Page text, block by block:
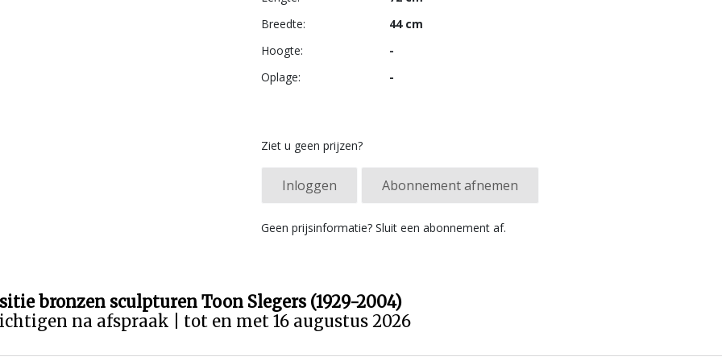
Breedte:
44 cm
Hoogte:
-
Oplage:
-
Ziet u geen prijzen?
Inloggen Abonnement afnemen
Geen prijsinformatie? Sluit een abonnement af.
bronzen sculpturen Toon Slegers (1929-2004)
na afspraak | tot en met 16 augustus 2026